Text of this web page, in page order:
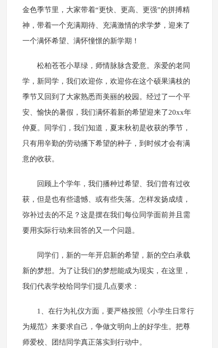
金色季节里，大家带着“更快、更高、更强”的拼搏精
神，带着一个充满期待、充满激情的求学梦，迎来了
一个满怀希望、满怀憧憬的新学期！
松柏苍苍小草绿，师情脉脉含爱意。亲爱的老同
学，新同学，我们欢迎你，欢迎你在这个硕果满枝的
季节又回到了大家熟悉而美丽的校园。经过了一个平
安、愉快的暑假，我们满怀着新的希望迎来了20xx年
仲夏。同学们，我们知道，夏末秋初是收获的季节，
只有用辛勤的劳动播下希望的种子，到时候才会有满
意的收获。
回顾上个学年，我们播种过希望、我们曾有过收
获，但是也有些遗憾、或有些失落。怎样发扬成绩，
弥补过去的不足？这是摆在我们每位同学面前并且需
要用实际行动来回答的又一个问题。
同学们，新的一年开启新的希望，新的空白承载
新的梦想。为了让我们的梦想能成为现实，在这里，
我们代表学校给同学们提几点要求：
1、在行为礼仪方面，要严格按照《小学生日常行
为规范》来要求自己，争做文明向上的好学生。把尊
师爱校、团结同学真正落实到行动中。